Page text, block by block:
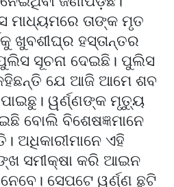
ମାଧ୍ୟମରେ ତାଙ୍କ ମୃତ
ଖୁବଶୀଘ୍ର ହସ୍ତାନ୍ତର
ସୂଚନା ଦେଇଛି। ପୁଲିସ
ଯେ ଆଜି ଆମେ ଶବ
ପାଇଛୁ। ୱର୍ଣ୍ଣଙ୍କ ମୃତ୍ୟୁ
ବୋଲି ବିଶେଷଜ୍ଞମାନେ
ଅଧିକାରୀମାନେ ଏହି
ସମୀକ୍ଷା କରି ଆଇନ
ସେପଟେ ୱର୍ଣ୍ଣ ଛୁଟି